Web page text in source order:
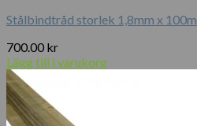
Stålbindtråd storlek 1,8mm x 100m
700.00 kr
Lägg till i varukorg